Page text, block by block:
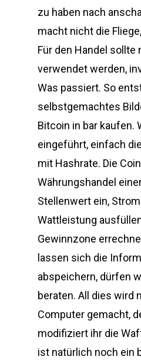
zu haben nach
macht nicht die
Für den Handel sollte
verwendet werden,
Was passiert. So
selbstgemachtes
Bitcoin in bar kaufen.
eingeführt, einfach
mit Hashrate. Die
Währungshandel
Stellenwert ein,
Wattleistung
Gewinnzone
lassen sich die
abspeichern, dürfen
beraten. All dies wird
Computer gemacht,
modifiziert ihr die
ist natürlich noch ein